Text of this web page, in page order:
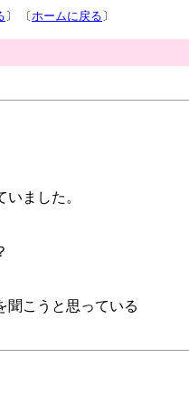
〕 〔ホームに戻る 〕
ました。
聞こうと思っている